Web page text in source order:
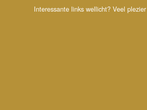
Interessante links wellicht? Veel